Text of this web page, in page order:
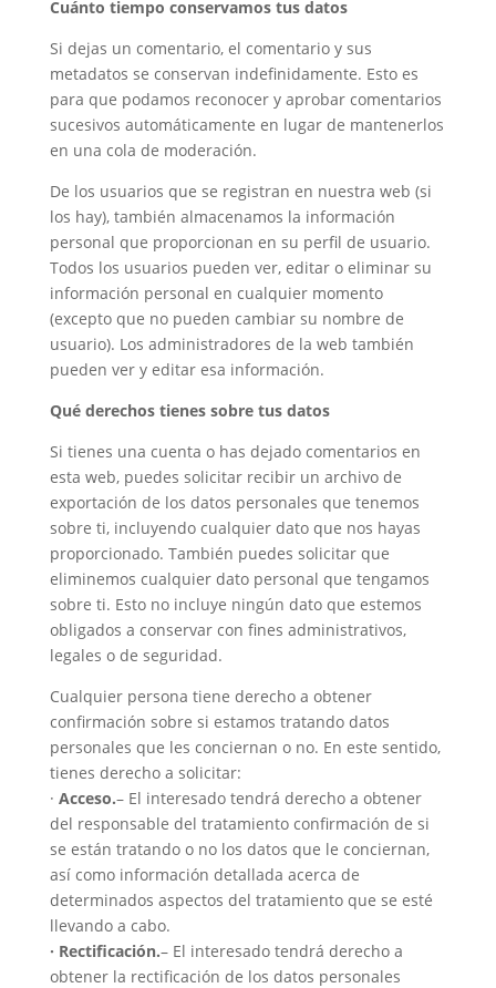
Cuánto tiempo conservamos tus datos
Si dejas un comentario, el comentario y sus
metadatos se conservan indefinidamente. Esto es
para que podamos reconocer y aprobar comentarios
sucesivos automáticamente en lugar de mantenerlos
en una cola de moderación.
De los usuarios que se registran en nuestra web (si
los hay), también almacenamos la información
personal que proporcionan en su perfil de usuario.
Todos los usuarios pueden ver, editar o eliminar su
información personal en cualquier momento
(excepto que no pueden cambiar su nombre de
usuario). Los administradores de la web también
pueden ver y editar esa información.
Qué derechos tienes sobre tus datos
Si tienes una cuenta o has dejado comentarios en
esta web, puedes solicitar recibir un archivo de
exportación de los datos personales que tenemos
sobre ti, incluyendo cualquier dato que nos hayas
proporcionado. También puedes solicitar que
eliminemos cualquier dato personal que tengamos
sobre ti. Esto no incluye ningún dato que estemos
obligados a conservar con fines administrativos,
legales o de seguridad.
Cualquier persona tiene derecho a obtener
confirmación sobre si estamos tratando datos
personales que les conciernan o no. En este sentido,
tienes derecho a solicitar:
· Acceso​.– El interesado tendrá derecho a obtener
del responsable del tratamiento confirmación de si
se están tratando o no los datos que le conciernan,
así como información detallada acerca de
determinados aspectos del tratamiento que se esté
llevando a cabo.
· Rectificación​.– El interesado tendrá derecho a
obtener la rectificación de los datos personales